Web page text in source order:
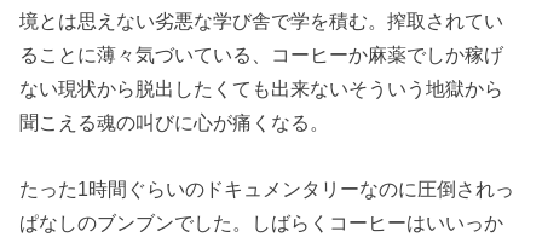
境とは思えない劣悪な学び舎で学を積む。搾取されてい
ることに薄々気づいている、コーヒーか麻薬でしか稼げ
ない現状から脱出したくても出来ないそういう地獄から
聞こえる魂の叫びに心が痛くなる。
たった1時間ぐらいのドキュメンタリーなのに圧倒されっ
ぱなしのブンブンでした。しばらくコーヒーはいいっか